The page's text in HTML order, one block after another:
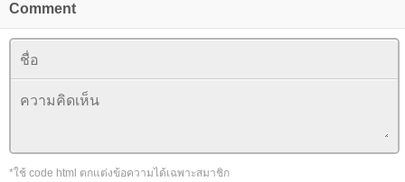
Comment
*ใช้ code html ตกแต่งข้อความได้เฉพาะสมาชิก